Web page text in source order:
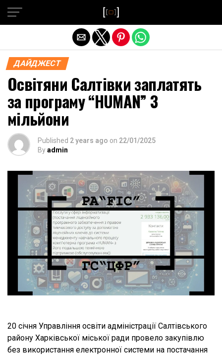
ДАЙДЖЕСТ
Освітяни Салтівки заплатять
за програму “HUMAN” 3
мільйони
Published 2 years ago on 22/01/2025
Byadmin
20 січня Управління освіти адміністрації Салтівського
району Харківської міської ради провело закупівлю
без використання електронної системи на постачання
Exit mobile version